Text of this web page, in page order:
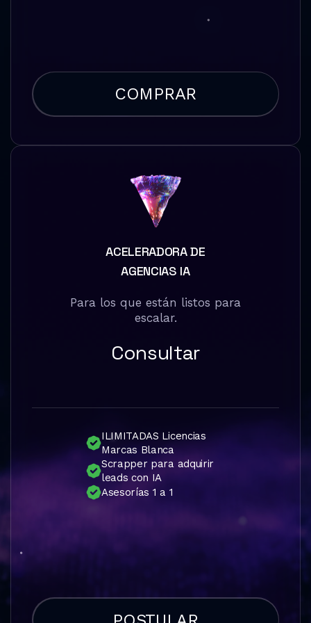
COMPRAR
ACELERADORA DE
AGENCIAS IA
Para los que están listos para
escalar.
Consultar
ILIMITADAS Licencias
Marcas Blanca
Scrapper para adquirir
leads con IA
Asesorías 1 a 1